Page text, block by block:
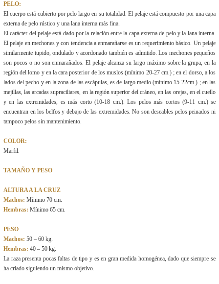
PELO:
El cuerpo está cubierto por pelo largo en su totalidad. El pelaje está compuesto por una capa
externa de pelo rústico y una lana interna más fina.
El carácter del pelaje está dado por la relación entre la capa externa de pelo y la lana interna.
El pelaje en mechones y con tendencia a enmarañarse es un requerimiento básico. Un pelaje
similarmente tupido, ondulado y acordonado también es admitido. Los mechones pequeños
son pocos o no son enmarañados. El pelaje alcanza su largo máximo sobre la grupa, en la
región del lomo y en la cara posterior de los muslos (mínimo 20-27 cm.) ; en el dorso, a los
lados del pecho y en la zona de las escápulas, es de largo medio (mínimo 15-22cm.) ; en las
mejillas, las arcadas supraciliares, en la región superior del cráneo, en las orejas, en el cuello
y en las extremidades, es más corto (10-18 cm.). Los pelos más cortos (9-11 cm.) se
encuentran en los belfos y debajo de las extremidades. No son deseables pelos peinados ni
tampoco pelos sin mantenimiento.
COLOR:
Marfil.
TAMAÑO Y PESO
ALTURA A LA CRUZ
Machos: Mínimo 70 cm.
Hembras: Mínimo 65 cm.
PESO
Machos: 50 – 60 kg.
Hembras: 40 – 50 kg.
La raza presenta pocas faltas de tipo y es en gran medida homogénea, dado que siempre se
ha criado siguiendo un mismo objetivo.